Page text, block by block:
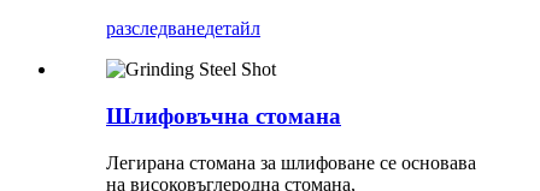
разследванедетайл
Шлифовъчна стомана
Легирана стомана за шлифоване се основава
на високовъглеродна стомана,